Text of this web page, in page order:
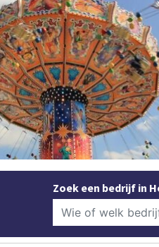
Zoek een bedrijf in